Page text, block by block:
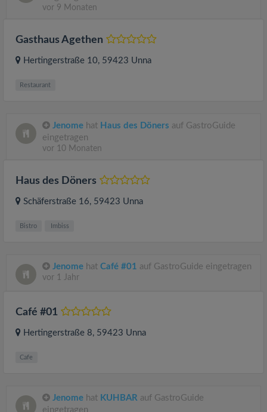
vor 9 Monaten
Gasthaus Agethen
Hertingerstraße 10, 59423 Unna
Restaurant
Jenome hat Haus des Döners auf GastroGuide
eingetragen
vor 10 Monaten
Haus des Döners
Schäferstraße 16, 59423 Unna
Bistro Imbiss
Jenome hat Café #01 auf GastroGuide eingetragen
vor 1 Jahr
Café #01
Hertingerstraße 8, 59423 Unna
Cafe
Jenome hat KUHBAR auf GastroGuide
eingetragen